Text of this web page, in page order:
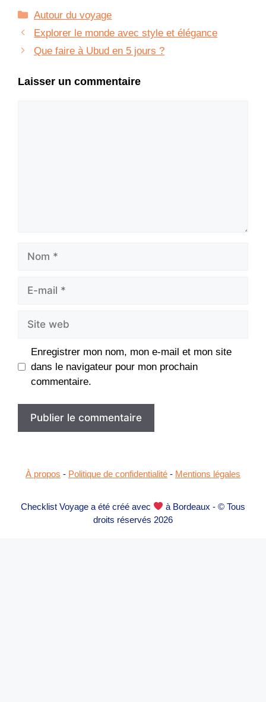
Catégories
Autour du voyage
Explorer le monde avec style et élégance
Que faire à Ubud en 5 jours ?
Laisser un commentaire
Nom
Site
web
Enregistrer mon nom, mon e-mail et mon site
dans le navigateur pour mon prochain
commentaire.
À propos - Politique de confidentialité - Mentions légales
Checklist Voyage a été créé avec
à Bordeaux - © Tous
droits réservés 2026